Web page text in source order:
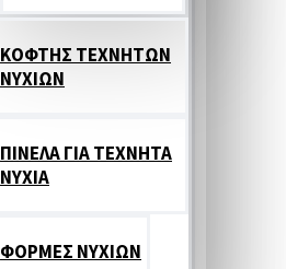
ΚΟΦΤΗΣ ΤΕΧΝΗΤΩΝ
ΝΥΧΙΩΝ
ΠΙΝΕΛΑ ΓΙΑ ΤΕΧΝΗΤΑ
ΝΥΧΙΑ
ΦΟΡΜΕΣ ΝΥΧΙΩΝ